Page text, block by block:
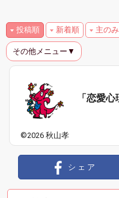
投稿順 新着順 主のみ
その他メニュー▼
©2026 秋山孝
「恋愛
シェア